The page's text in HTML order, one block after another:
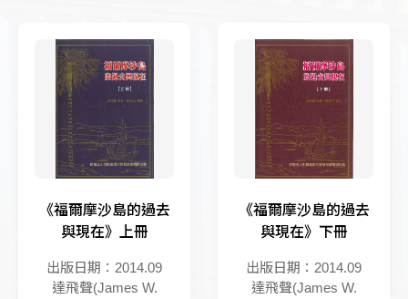
《福爾摩沙島的過去
與現在》上冊
出版日期：2014.09
達飛聲(James W.
《福爾摩沙島的過去
與現在》下冊
出版日期：2014.09
達飛聲(James W.